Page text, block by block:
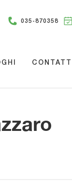
035-870358
CONTATTI